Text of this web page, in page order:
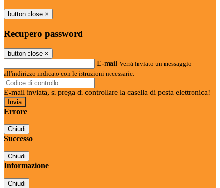
button close ×
Recupero password
button close ×
E-mail Verrà inviato un messaggio
all'indirizzo indicato con le istruzioni necessarie.
E-mail inviata, si prega di controllare la casella di posta elettronica!
Errore
Chiudi
Successo
Chiudi
Informazione
Chiudi